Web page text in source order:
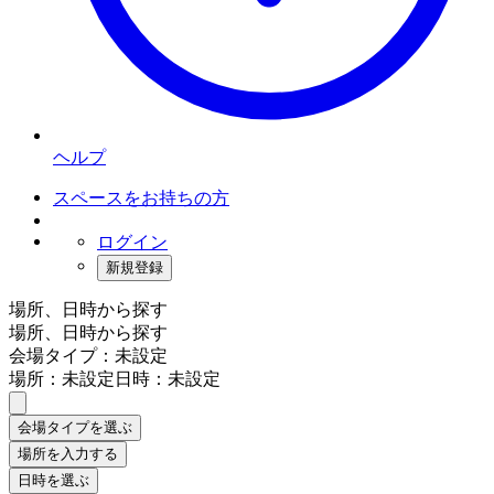
ヘルプ
スペースをお持ちの方
ログイン
新規登録
場所、日時から探す
場所、日時から探す
会場タイプ：未設定
場所：未設定日時：未設定
会場タイプを選ぶ
場所を入力する
日時を選ぶ